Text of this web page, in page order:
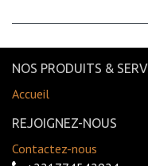
NOS PRODUITS &
Accueil
REJOIGNEZ-NOUS
Contactez-nous